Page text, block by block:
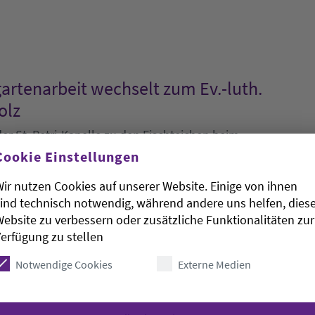
wechselt zum Ev.-luth.
St. Petri-Kapelle zu den Fischteichen beim
von Frauke Rüter-Schmidt aus der
Engagement und Herzblut in der Fachstelle
tätig. Schon während ihres Pädagogik-
im Kita-Bereich zu arbeiten. Nach einem
im Jahr 2008 und einigen Jahren als Kita-
für die Kitas der oldenburgischen
auch die Leitung der Fachstelle
Einstellungen
nutzen Cookies auf unserer Website. Einige von ihnen
technisch notwendig, während andere uns helfen,
zu verbessern oder zusätzliche Funktionalitäten zur
zu stellen
Notwendige Cookies Externe Medien